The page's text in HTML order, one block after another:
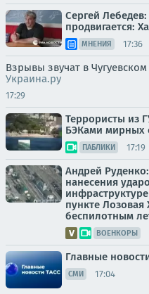
Сергей
продвигается:
МНЕНИЯ 17:36
Взрывы звучат в
Украина.ру
17:29
Террористы из
БЭКами мирных
ПАБЛИКИ 17:19
Андрей
нанесения
пункте
беспилотным
ВОЕНКОРЫ
Главные
СМИ 17:04